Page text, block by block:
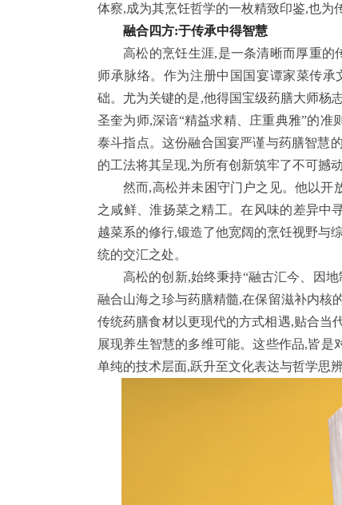
体察,成为其烹饪哲学的一枚精致印鉴,也为
融合四方:于传承中得智慧
高松的烹饪生涯,是一条清晰而厚重
师承脉络。作为注册中国国宴谭家菜传
础。尤为关键的是,他得国宝级药膳大师杨
圣奎为师,深谙“精益求精、庄重典雅”的
泰斗指点。这份融合国宴严谨与药膳智慧
的工法将其呈现,为所有创新筑牢了不可撼动
然而,高松并未困守门户之见。他以开
之咸鲜、淮扬菜之精工。在风味的差异中
越菜系的修行,锻造了他宽阔的烹饪视野与
统的交汇之处。
高松的创新,始终秉持“融古汇今、因
融合山海之珍与药膳精髓,在保留滋补内核
传统药膳食材以更现代的方式相遇,贴合当
展现养生智慧的多维可能。这些作品,皆是
单纯的技术层面,跃升至文化表达与哲学思辨